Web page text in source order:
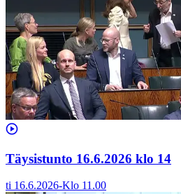
Täysistunto 16.6.2026 klo 14
ti 16.6.2026-Klo 11.00